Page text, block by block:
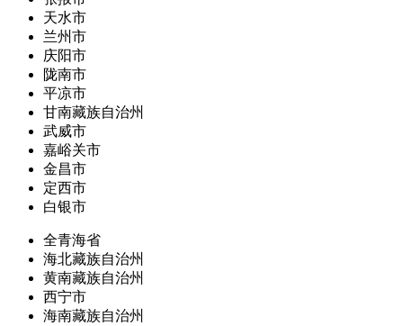
天水市
兰州市
庆阳市
陇南市
平凉市
甘南藏族自治州
武威市
嘉峪关市
金昌市
定西市
白银市
全青海省
海北藏族自治州
黄南藏族自治州
西宁市
海南藏族自治州